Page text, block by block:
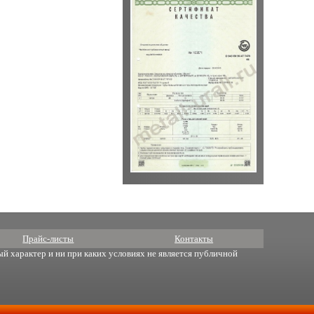
Прайс-листы Контакты
характер и ни при каких условиях не является публичной